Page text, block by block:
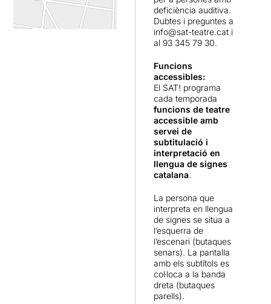
deficiència auditiva.
Dubtes i preguntes a
info@sat-teatre.cat i
al 93 345 79 30.
Funcions
accessibles:
El SAT! programa
cada temporada
funcions de teatre
accessible amb
servei de
subtitulació i
interpretació en
llengua de signes
catalana.
La persona que
interpreta en llengua
de signes se situa a
l’esquerra de
l’escenari (butaques
senars). La pantalla
amb els subtítols es
col·loca a la banda
dreta (butaques
parells).